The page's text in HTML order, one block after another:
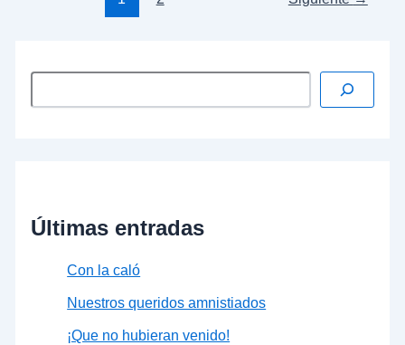
Últimas entradas
Con la caló
Nuestros queridos amnistiados
¡Que no hubieran venido!